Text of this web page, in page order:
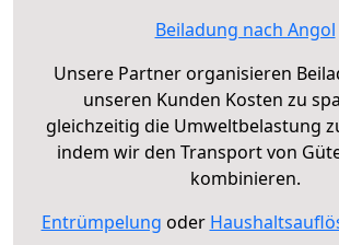
Beiladung nach Angol
Unsere Partner organisieren
unseren Kunden Kosten zu
gleichzeitig die Umweltbelastung
indem wir den Transport von
kombinieren.
Entrümpelung oder